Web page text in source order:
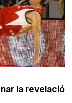
la revelació